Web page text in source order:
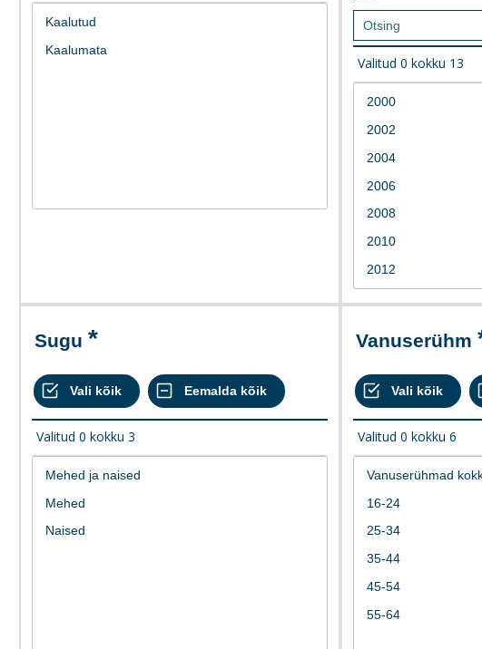
Valitud 0 kokku 13
Sugu
Valitud 0 kokku 3
Vanuserühm
Valitud 0 kokku 6